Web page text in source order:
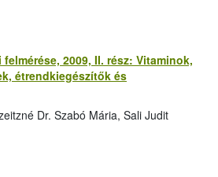
2009, II. rész: Vitaminok,
étrendkiegészítők és
Dr. Szabó Mária, Sali Judit